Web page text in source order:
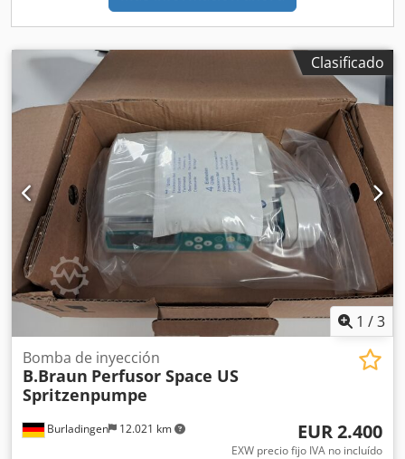
Clasificado
1 /3
Burladingen 12.021 km
Bomba de inyección
B.Braun Perfusor Space US
Spritzenpumpe
EUR 2.400
EXW precio fijo IVA no incluído